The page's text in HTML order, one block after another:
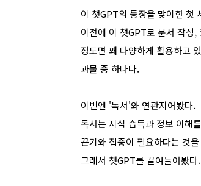
이 챗GPT의 등장을 맞이한 첫
이전에 이 챗GPT로 문서 작성
정도면 꽤 다양하게 활용하고
과물 중 하나다.
이번엔 '독서'와 연관지어봤다.
독서는 지식 습득과 정보 이해
끈기와 집중이 필요하다는 것
그래서 챗GPT를 끌여들어봤